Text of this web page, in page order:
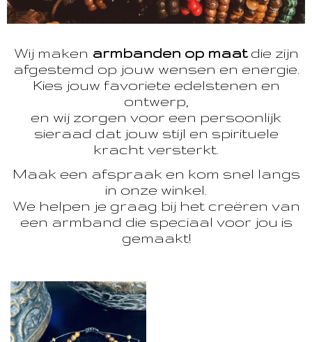
Wij maken armbanden op maatdie zijn
afgestemd op jouw wensen en energie.
Kies jouw favoriete edelstenen en
ontwerp,
en wij zorgen voor een persoonlijk
sieraad dat jouw stijl en spirituele
kracht versterkt.
Maak een afspraak en kom snel langs
in onze winkel.
We helpen je graag bij het creëren van
een armband die speciaal voor jou is
gemaakt!